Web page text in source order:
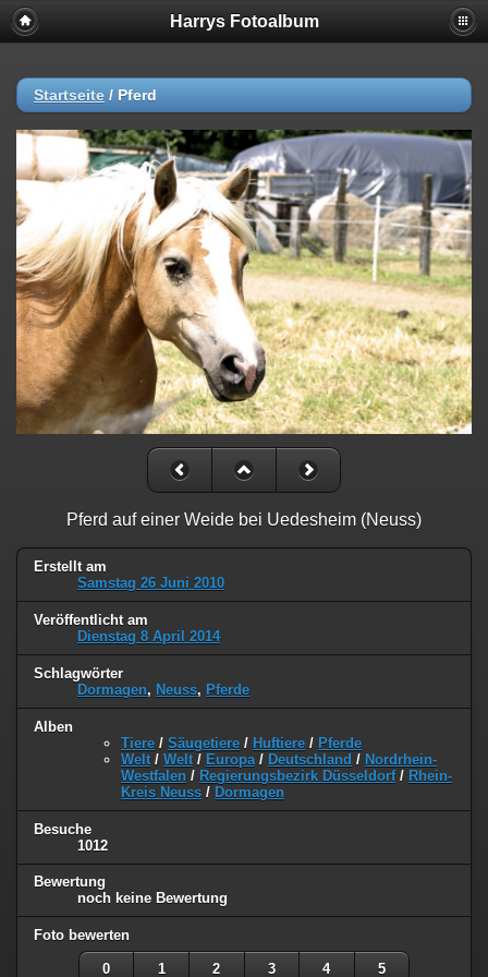
Harrys Fotoalbum
Startseite / Pferd
Pferd auf einer Weide bei Uedesheim (Neuss)
Erstellt am
Samstag 26 Juni 2010
Veröffentlicht am
Dienstag 8 April 2014
Schlagwörter
Dormagen, Neuss, Pferde
Alben
Tiere / Säugetiere / Huftiere / Pferde
Welt / Welt / Europa / Deutschland / Nordrhein-
Westfalen / Regierungsbezirk Düsseldorf/ Rhein-
Kreis Neuss / Dormagen
Besuche
1012
Bewertung
noch keine Bewertung
Foto bewerten
0 1 2 3 4 5